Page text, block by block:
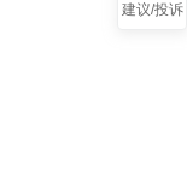
建议/投诉